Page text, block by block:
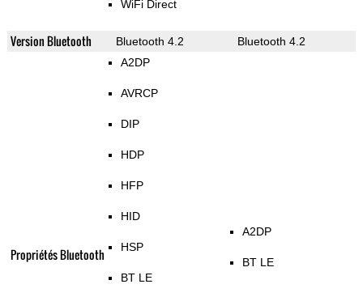
WiFi Direct
Version Bluetooth Bluetooth 4.2 Bluetooth 4.2
Propriétés Bluetooth
A2DP
AVRCP
DIP
HDP
HFP
HID
HSP
BT LE
A2DP
BT LE